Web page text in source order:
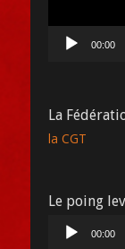
00:00
La
la CGT
Le poing
Lecteur
audio
00:00